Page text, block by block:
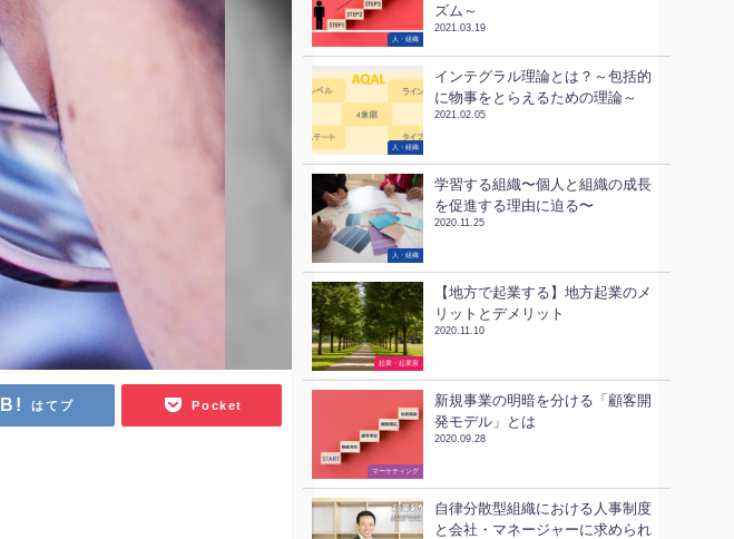
はてブ Pocket
人・組織
ズム～
2021.03.19
人・組織
インテグラル理論とは？～包括的
に物事をとらえるための理論～
2021.02.05
人・組織
学習する組織〜個人と組織の成長
を促進する理由に迫る〜
2020.11.25
起業・起業家
【地方で起業する】地方起業のメ
リットとデメリット
2020.11.10
ビジネススキル
マーケティング
新規事業の明暗を分ける「顧客開
発モデル」とは
2020.09.28
自律分散型組織における人事制度
と会社・マネージャーに求められ